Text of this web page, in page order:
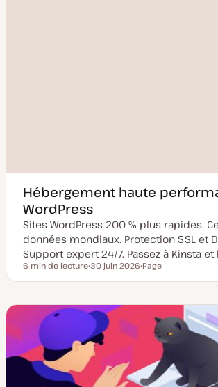
Hébergement haute
WordPress
Sites WordPress 200 % plus rapides.
données mondiaux. Protection SSL et
Support expert 24/7. Passez à Kinsta
Temps de lecture
6 min de lecture
a
d
e
m
i
s
e
à
o
30 juin 2026
y
c
a
Page